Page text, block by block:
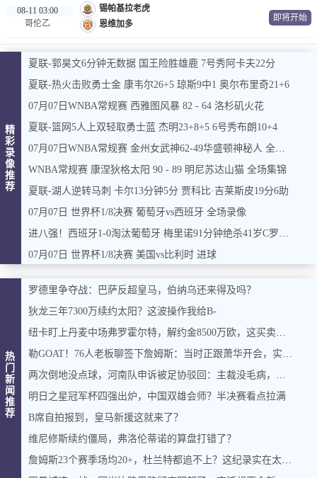
08-11 03:00
哥伦乙
锡帕基拉老虎
恩维加多
即将开始
精
彩
录
像
推
荐
夏联-郭昊文6分钟无数据 国王险胜雄鹿 7号秀阿卡夫22分
夏联-热火击败勇士金 康韦尔26+5 琼斯9中1 奥尔布里奇21+6
07月07日WNBA常规赛 西雅图风暴 82 - 64 洛杉矶火花
夏联-篮网5人上双轻取勇士蓝 杰明23+8+5 6号秀布朗10+4
07月07日WNBA常规赛 金州女武神62-49华盛顿神秘人 全场集锦
WNBA常规赛 康涅狄格太阳 90 - 89 明尼苏达山猫 全场集锦
夏联-湖人逆转马刺 卡尔13分钟5分 贾科比·吉莱斯皮19分6助
07月07日 世界杯1/8决赛 葡萄牙vs西班牙 全场录像
进八强！西班牙1-0淘汰葡萄牙 梅里诺91分钟绝杀41岁C罗最后一舞
07月07日 世界杯1/8决赛 美国vs比利时 进球
热
门
新
闻
推
荐
罗德里争夺战：巴萨反超皇马，伯纳乌还来得及吗？
狄龙三年7300万续约太阳？这波操作我给B-
纽卡盯上丹麦中场弗罗霍尔特，解约金8500万欧，这买卖能成吗？
勒GOAT！76人老板聊签下詹姆斯：当时正跟萧华开会，实在憋不住，直接打断走人
两次倒地没点球，河南队申诉被足协驳回：主裁没毛病，英博没占便宜
明日之星冠军杯四强出炉，中国双雄会师？半决赛看点拉满
B席自拍报到，皇马新援这就来了？
维尼修斯续约僵局，弗洛伦蒂诺的算盘打错了？
詹姆斯23个赛季场均20+，杜兰特都追不上？这纪录实在太硬了